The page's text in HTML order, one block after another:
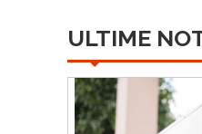
ULTIME